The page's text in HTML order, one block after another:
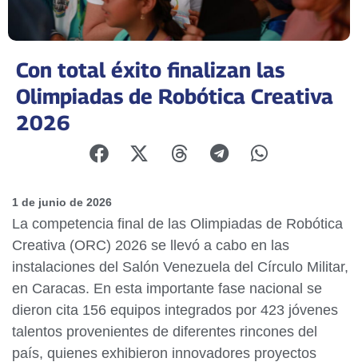
Con total éxito finalizan las
Olimpiadas de Robótica Creativa
2026
1 de junio de 2026
La competencia final de las Olimpiadas de Robótica
Creativa (ORC) 2026 se llevó a cabo en las
instalaciones del Salón Venezuela del Círculo Militar,
en Caracas. En esta importante fase nacional se
dieron cita 156 equipos integrados por 423 jóvenes
talentos provenientes de diferentes rincones del
país, quienes exhibieron innovadores proyectos